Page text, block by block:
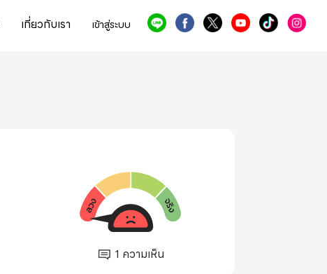
เกี่ยวกับเรา เข้าสู่ระบบ
1 ความเห็น